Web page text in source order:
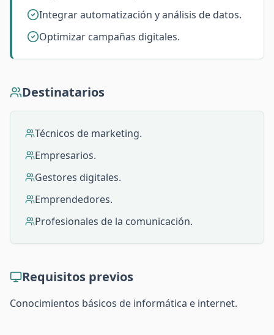
Integrar automatización y análisis de datos.
Optimizar campañas digitales.
Destinatarios
Técnicos de marketing.
Empresarios.
Gestores digitales.
Emprendedores.
Profesionales de la comunicación.
Requisitos previos
Conocimientos básicos de informática e internet.